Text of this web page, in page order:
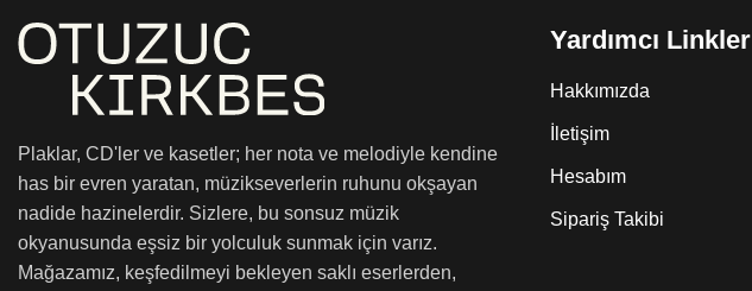
Plaklar, CD'ler ve kasetler; her nota ve melodiyle kendine
has bir evren yaratan, müzikseverlerin ruhunu okşayan
nadide hazinelerdir. Sizlere, bu sonsuz müzik
okyanusunda eşsiz bir yolculuk sunmak için varız.
Mağazamız, keşfedilmeyi bekleyen saklı eserlerden,
Yardımcı Linkler
Hakkımızda
İletişim
Hesabım
Sipariş Takibi